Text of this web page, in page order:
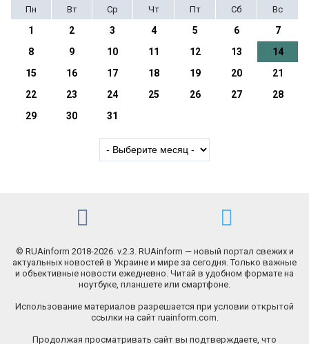
Пн
Вт Ср Чт Пт Сб Вс
1 2 3 4 5 6
7
8
9 10 11 12 13
14
15
16 17 18 19 20
21
22
23 24 25 26 27
28
29
30 31
© RUAinform 2018-2026. v.2.3. RUAinform — новый портал свежих и
актуальных новостей в Украине и мире за сегодня. Только важные
и объективные новости ежедневно. Читай в удобном формате на
ноутбуке, планшете или смартфоне.
Использование материалов разрешается при условии открытой
ссылки на сайт ruainform.com.
Продолжая просматривать сайт вы подтверждаете, что